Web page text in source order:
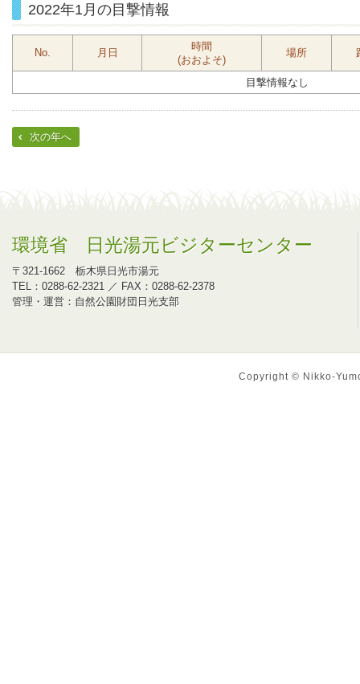
2022年1月の目撃情報
No. 月日
時間
(おおよそ)
場所
目撃情報なし
次の年へ
環境省 日光湯元ビジターセンター
〒321-1662 栃木県日光市湯元
TEL：0288-62-2321 ／ FAX：0288-62-2378
管理・運営：自然公園財団日光支部
Copyright © Nikko-